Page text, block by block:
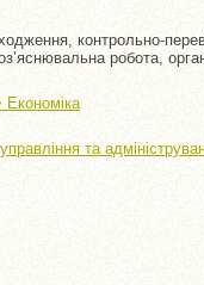
контрольно-
робота,
Економіка
та